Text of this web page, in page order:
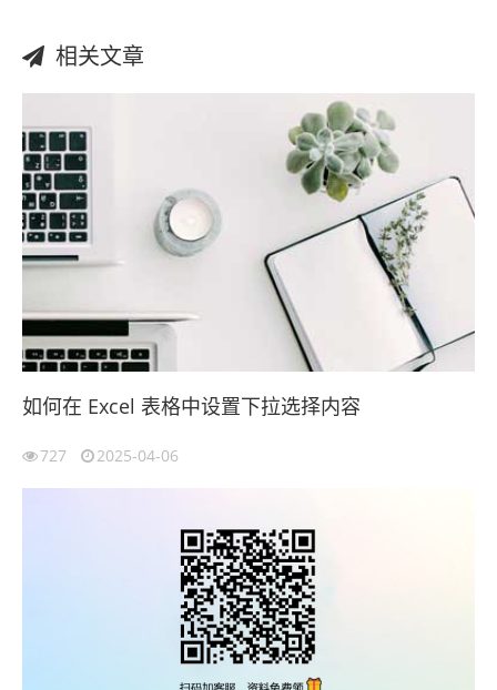
相关文章
如何在 Excel 表格中设置下拉选择内容
727 2025-04-06